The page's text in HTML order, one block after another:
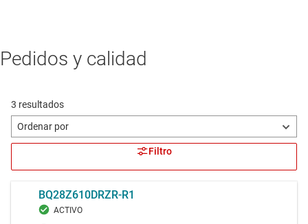
Pedidos y calidad